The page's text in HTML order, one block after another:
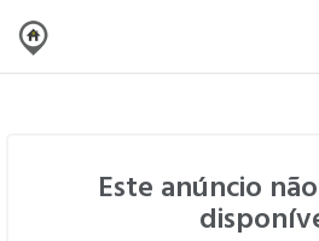
Este anúncio